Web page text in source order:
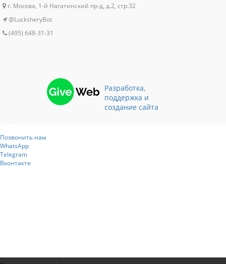
г. Москва, 1-й Нагатинский пр-д, д.2, стр.32
@LucksheryBot
(495) 648-31-31
Разработка,
поддержка и
создание сайта
Позвонить нам
WhatsApp
Telegram
Вконтакте